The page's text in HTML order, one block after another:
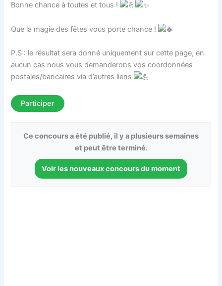
Bonne chance à toutes et tous !
Que la magie des fêtes vous porte chance !
P.S : le résultat sera donné uniquement sur cette page, en
aucun cas nous vous demanderons vos coordonnées
postales/bancaires via d’autres liens
Participer
Ce concours a été publié, il y a plusieurs semaines
et peut être terminé.
Voir les nouveaux concours du moment